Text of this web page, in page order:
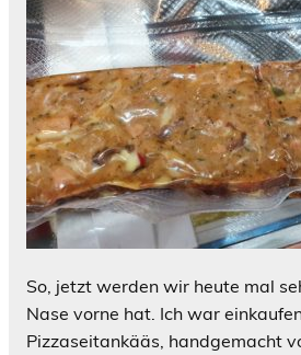
So, jetzt werden wir heute mal
Nase vorne hat. Ich war
Pizzaseitankääs, handgemacht